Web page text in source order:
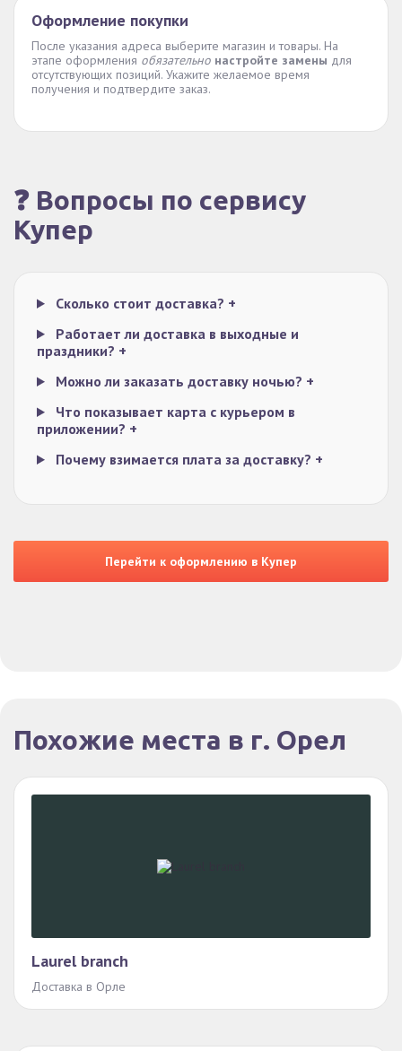
Оформление покупки
После указания адреса выберите магазин и товары. На
этапе оформления обязательно настройте замены для
отсутствующих позиций. Укажите желаемое время
получения и подтвердите заказ.
❓ Вопросы по сервису
Купер
Сколько стоит доставка? +
Работает ли доставка в выходные и
праздники? +
Можно ли заказать доставку ночью? +
Что показывает карта с курьером в
приложении? +
Почему взимается плата за доставку? +
Перейти к оформлению в Купер
Похожие места в г. Орел
Laurel branch
Доставка в Орле